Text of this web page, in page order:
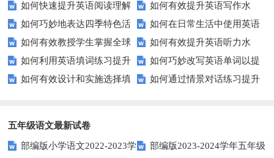
语技巧
以快速提升？
英语口语水平？
如何快速提升英语阅读理解
能力？这些技巧你必须知道！
如何有效提升英语写作水
平？这里有五个实用建议！
如何巧妙地表达四季特色活
动？这些建议让您的活动更加丰
富多彩！
如何在日常生活中使用英语
进行有效问答？——实用技巧分
享
如何有效教授学生掌握全球
通用的日期表达？
如何有效提升英语听力水
平？这些测试技巧要知道！
如何利用英语填词练习提升
词汇量？这里有5个高效方法值
如何巧妙改写英语单词以提
升文章魅力？
如何有效设计和实施选择填
如何通过情景对话练习提升
五年级语文最新试卷
部编版小学语文2022-2023学
部编版2023-2024学年五年级